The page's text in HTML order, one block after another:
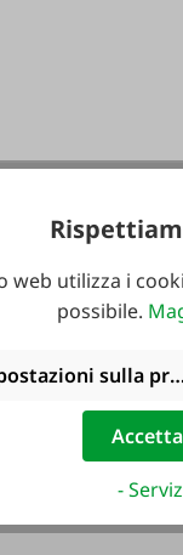
web utilizza i
possibile.
sulla
-